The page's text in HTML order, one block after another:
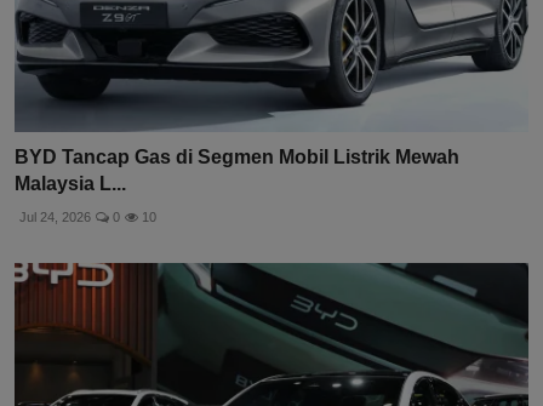
BYD Tancap Gas di Segmen Mobil Listrik Mewah
Malaysia L...
Jul 24, 2026 0 10